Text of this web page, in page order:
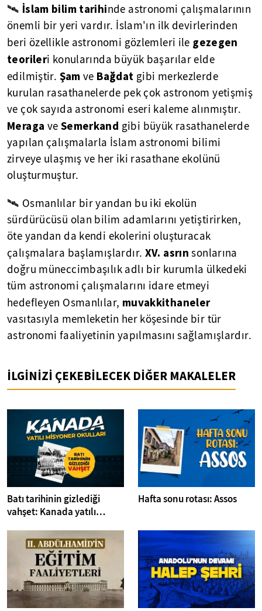
🛰 İslam bilim tarihinde astronomi çalışmalarının
önemli bir yeri vardır. İslam'ın ilk devirlerinden
beri özellikle astronomi gözlemleri ile gezegen
teorileri konularında büyük başarılar elde
edilmiştir. Şam ve Bağdat gibi merkezlerde
kurulan rasathanelerde pek çok astronom yetişmiş
ve çok sayıda astronomi eseri kaleme alınmıştır.
Meraga ve Semerkand gibi büyük rasathanelerde
yapılan çalışmalarla İslam astronomi bilimi
zirveye ulaşmış ve her iki rasathane ekolünü
oluşturmuştur.
🛰 Osmanlılar bir yandan bu iki ekolün
sürdürücüsü olan bilim adamlarını yetiştirirken,
öte yandan da kendi ekolerini oluşturacak
çalışmalara başlamışlardır. XV. asrın sonlarına
doğru müneccimbaşılık adlı bir kurumla ülkedeki
tüm astronomi çalışmalarını idare etmeyi
hedefleyen Osmanlılar, muvakkithaneler
vasıtasıyla memleketin her köşesinde bir tür
astronomi faaliyetinin yapılmasını sağlamışlardır.
İLGİNİZİ ÇEKEBİLECEK DİĞER MAKALELER
Batı tarihinin gizlediği
vahşet: Kanada yatılı
Hafta sonu rotası: Assos